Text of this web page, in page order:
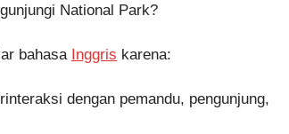
National Park?
bahasa Inggris karena:
dengan pemandu, pengunjung,